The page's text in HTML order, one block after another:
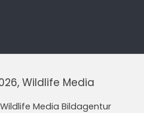
Wildlife Media
Media Bildagentur